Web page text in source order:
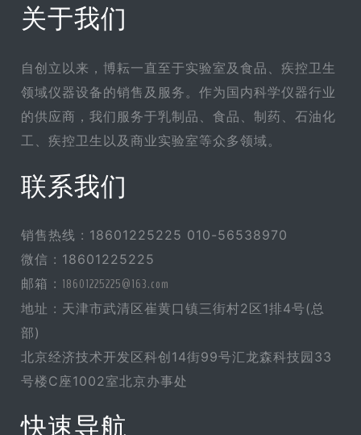
关于我们
自创立以来，博耘一直至于实验室及食品、疾控卫生
领域仪器设备的销售及服务。作为国内科学仪器行业
的供应商，我们服务于乳制品、食品、制药、石油化
工、疾控卫生以及商业实验室等众多领域。
联系我们
销售热线 : 18601225225 010-56538970
微信 : 18601225225
邮箱 : 18601225225@163.com
地址 : 天津市武清区崔黄口镇三街村2区1排4号(总
部)
北京经济技术开发区科创14街99号汇龙森科技园33
号楼C座1002室北京办事处
快速导航